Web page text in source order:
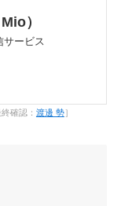
さ
）
サービス
確認： 渡邊 勢］